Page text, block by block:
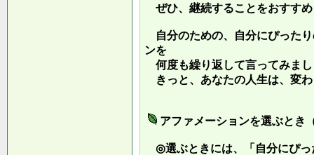
ぜひ、継続することをおすす
自分のための、自分にぴった
ンを
何度も繰り返して言ってみま
きっと、あなたの人生は、変
アファメーションを選ぶとき
◎選ぶときには、「自分にぴっ